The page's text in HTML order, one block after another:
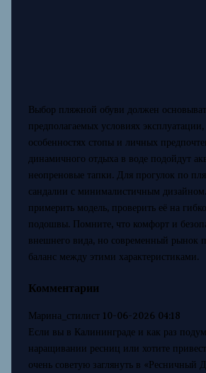
Выбор пляжной обуви должен
предполагаемых условиях
особенностях стопы и личных
динамичного отдыха в воде подойдут
неопреновые тапки. Для прогулок по
сандалии с минималистичным
примерить модель, проверить её на
подошвы. Помните, что комфорт и
внешнего вида, но современный рынок
баланс между этими характеристиками.
Комментарии
Марина_стилист 10-06-2026 04:18
Если вы в Калининграде и как раз
наращивании ресниц или хотите
очень советую заглянуть в «Ресничный